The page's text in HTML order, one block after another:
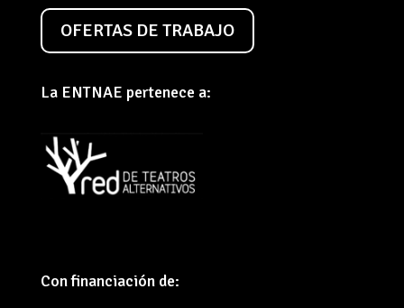
OFERTAS DE TRABAJO
La ENTNAE pertenece a:
Con financiación de: